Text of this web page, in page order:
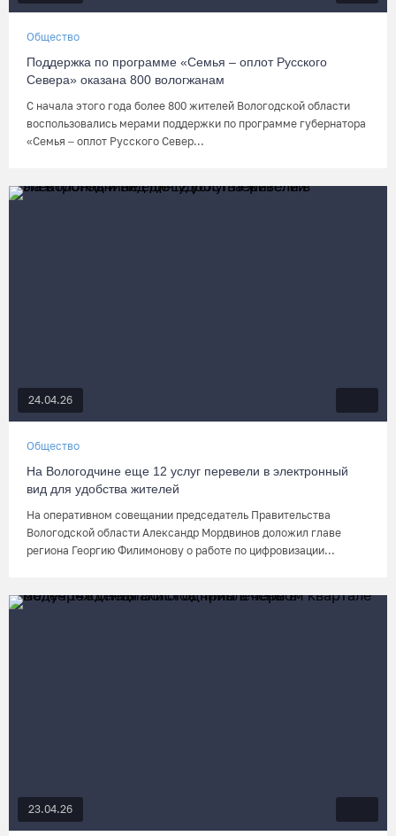
Общество
Поддержка по программе «Семья – оплот Русского
Севера» оказана 800 вологжанам
С начала этого года более 800 жителей Вологодской области
воспользовались мерами поддержки по программе губернатора
«Семья – оплот Русского Север...
24.04.26
Общество
На Вологодчине еще 12 услуг перевели в электронный
вид для удобства жителей
На оперативном совещании председатель Правительства
Вологодской области Александр Мордвинов доложил главе
региона Георгию Филимонову о работе по цифровизации...
23.04.26